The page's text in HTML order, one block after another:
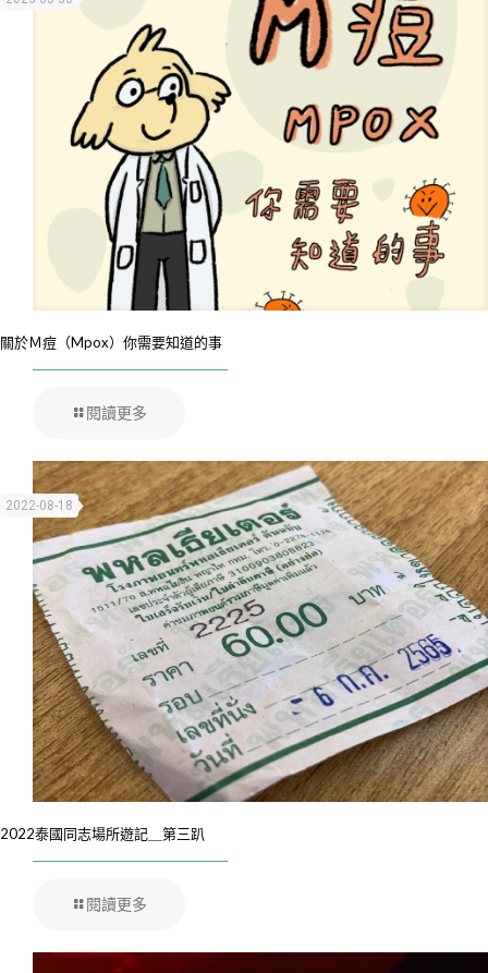
關於Ｍ痘（Mpox）你需要知道的事
閱讀更多
2022-08-18
2022泰國同志場所遊記＿第三趴
閱讀更多